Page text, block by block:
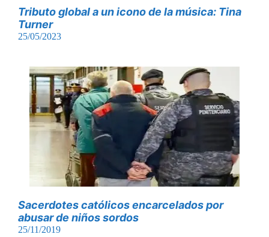
Tributo global a un icono de la música: Tina
Turner
25/05/2023
Sacerdotes católicos encarcelados por
abusar de niños sordos
25/11/2019